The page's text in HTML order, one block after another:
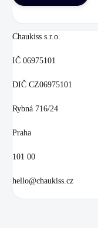
Chaukiss s.r.o.
IČ 06975101
DIČ CZ06975101
Rybná 716/24
Praha
101 00
hello@chaukiss.cz